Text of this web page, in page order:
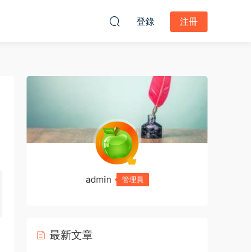
登錄 注冊
admin 管理員
最新文章